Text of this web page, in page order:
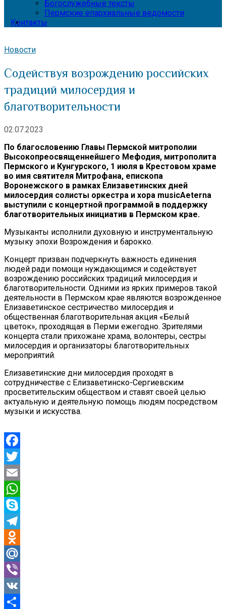
Богослужебные тексты
Пермские епархиальные ведомости
Контакты
Новости
Содействуя возрождению российских
традиций милосердия и
благотворительности
02.07.2023
По благословению Главы Пермской митрополии
Высокопреосвященнейшего Мефодия, митрополита
Пермского и Кунгурского, 1 июля в Крестовом храме
во имя святителя Митрофана, епископа
Воронежского в рамках Елизаветинских дней
милосердия солисты оркестра и хора musicAeterna
выступили с концертной программой в поддержку
благотворительных инициатив в Пермском крае.
Музыканты исполнили духовную и инструментальную
музыку эпохи Возрождения и барокко.
Концерт призван подчеркнуть важность единения
людей ради помощи нуждающимся и содействует
возрождению российских традиций милосердия и
благотворительности. Одними из ярких примеров такой
деятельности в Пермском крае являются возрожденное
Елизаветинское сестричество милосердия и
общественная благотворительная акция «Белый
цветок», проходящая в Перми ежегодно. Зрителями
концерта стали прихожане храма, волонтеры, сестры
милосердия и организаторы благотворительных
мероприятий.
Елизаветинские дни милосердия проходят в
сотрудничестве с Елизаветинско-Сергиевским
просветительским обществом и ставят своей целью
актуальную и деятельную помощь людям посредством
музыки и искусства.
Facebook
Twitter
Email
WhatsApp
Skype
Telegram
Odnoklassniki
Mail.Ru
Viber
VK